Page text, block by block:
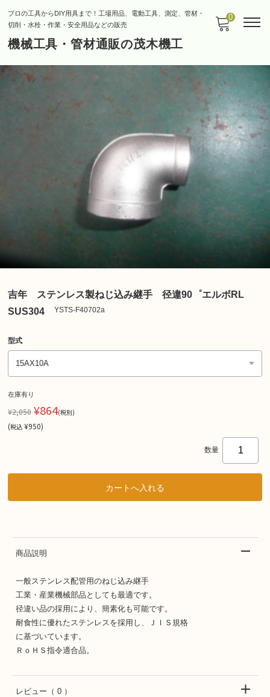
プロの工具からDIY用具まで！工場用品、電動工具、測定、管材・
切削・水栓・作業・安全用品などの販売
機械工具・管材通販の茂木機工
0
吉年 ステンレス製ねじ込み継手 径違90゜エルボRL
SUS304
YSTS-F40702a
型式
在庫有り
¥2,050 ¥864(税別)
(税込 ¥950)
数量
商品説明
一般ステンレス配管用のねじ込み継手
工業・産業機械部品としても最適です。
径違い品の採用により、簡素化も可能です。
耐食性に優れたステンレスを採用し、ＪＩＳ規格
に基づいています。
ＲｏＨＳ指令適合品。
レビュー （ 0 ）